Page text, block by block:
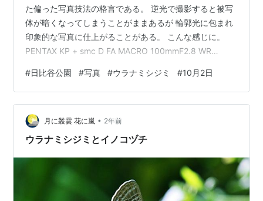
た偏った写真技法の格言である。 逆光で撮影すると被写
体が暗くなってしまうことがままあるが 輪郭光に包まれ
印象的な写真に仕上がることがある。 こんな感じに。
PENTAX KP + smc D FA MACRO 100mmF2.8 WR
れているのが見えるだろうか。 究極超人あ～るは80年代
の漫画で 当時の高校の写真部（光画部と言う）の様子が
描かれたギャグマンガである。 もっとも写真技法に関す
る記述はほぼこの回くらいしかない。 そのほかには 「こ
の世はなべて三分の一」 …黄金分…
#日比谷公園 #写真 #ウラナミシジミ #10月2日
月に叢雲 花に嵐 • 2年前
ウラナミシジミとイノコヅチ